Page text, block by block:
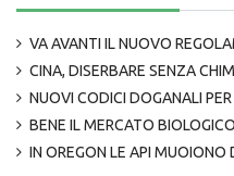
VA AVANTI IL NUOVO
CINA, DISERBARE SENZA
NUOVI CODICI DOGANALI
BENE IL MERCATO
IN OREGON LE API MUOIONO